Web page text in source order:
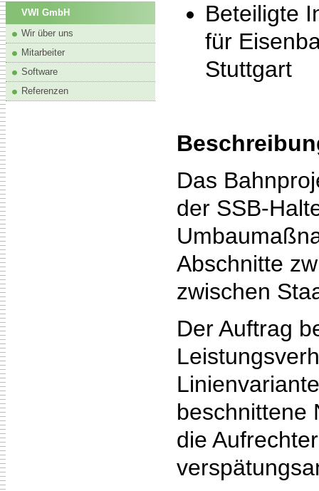
VWI GmbH
Wir über uns
Mitarbeiter
Software
Referenzen
Beteiligte
für
Stuttgart
Das
der SSB-
Abschnitte
zwischen
Der Auftrag
beschnittene
die